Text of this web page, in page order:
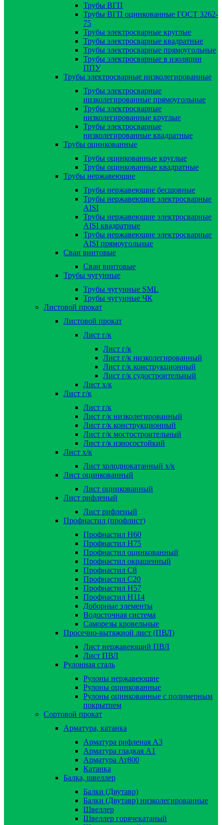
Трубы ВГП
Трубы ВГП оцинкованные ГОСТ 3262-
75
Трубы электросварные круглые
Трубы электросварные квадратные
Трубы электросварные прямоугольные
Трубы электросварные в изоляции
ППУ
Трубы электросварные низколегированные
Трубы электросварные
низколегированные прямоугольные
Трубы электросварные
низколегированные круглые
Трубы электросварные
низколегированные квадратные
Трубы оцинкованные
Трубы оцинкованные круглые
Трубы оцинкованные квадратные
Трубы нержавеющие
Трубы нержавеющие бесшовные
Трубы нержавеющие электросварные
AISI
Трубы нержавеющие электросварные
AISI квадратные
Трубы нержавеющие электросварные
AISI прямоугольные
Сваи винтовые
Сваи винтовые
Трубы чугунные
Трубы чугунные SML
Трубы чугунные ЧК
Листовой прокат
Листовой прокат
Лист г/к
Лист г/к
Лист г/к низколегированный
Лист г/к конструкционный
Лист г/к судостроительный
Лист х/к
Лист г/к
Лист г/к
Лист г/к низколегированный
Лист г/к конструкционный
Лист г/к мостостроительный
Лист г/к износостойкий
Лист х/к
Лист холоднокатанный х/к
Лист оцинкованный
Лист оцинкованный
Лист рифленый
Лист рифленый
Профнастил (профлист)
Профнастил Н60
Профнастил Н75
Профнастил оцинкованный
Профнастил окрашенный
Профнастил С8
Профнастил С20
Профнастил Н57
Профнастил Н114
Доборные элементы
Водосточная система
Саморезы кровельные
Просечно-вытяжной лист (ПВЛ)
Лист нержавеющий ПВЛ
Лист ПВЛ
Рулонная сталь
Рулоны нержавеющие
Рулоны оцинкованные
Рулоны оцинкованные с полимерным
покрытием
Сортовой прокат
Арматура, катанка
Арматура рифленая А3
Арматура гладкая А1
Арматура Ат800
Катанка
Балка, швеллер
Балки (Двутавр)
Балки (Двутавр) низколегированные
Швеллер
Швеллер горячекатаный